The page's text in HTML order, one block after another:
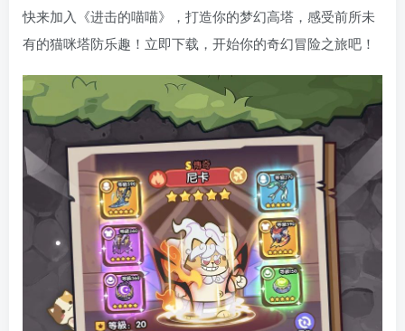
快来加入《进击的喵喵》，打造你的梦幻高塔，感受前所未
有的猫咪塔防乐趣！立即下载，开始你的奇幻冒险之旅吧！